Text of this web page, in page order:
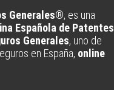
Generales®, es una
Española de Patentes
Generales, uno de
en España, online